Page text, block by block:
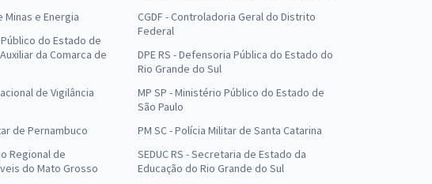
Minas e Energia
do Estado de
da Comarca de
de Vigilância
de Pernambuco
Regional de
do Mato Grosso
CGDF - Controladoria Geral do Distrito
Federal
DPE RS - Defensoria Pública do Estado do
Rio Grande do Sul
MP SP - Ministério Público do Estado de
São Paulo
PM SC - Polícia Militar de Santa Catarina
SEDUC RS - Secretaria de Estado da
Educação do Rio Grande do Sul